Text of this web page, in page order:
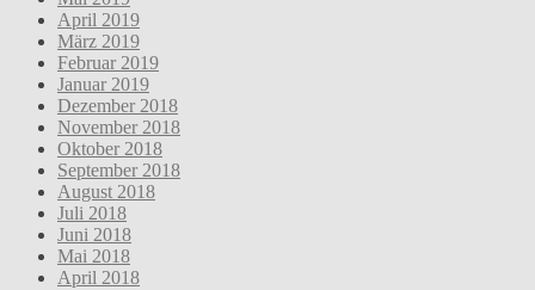
April 2019
März 2019
Februar 2019
Januar 2019
Dezember 2018
November 2018
Oktober 2018
September 2018
August 2018
Juli 2018
Juni 2018
Mai 2018
April 2018